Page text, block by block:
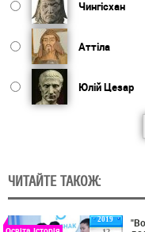
Чингісхан
Аттіла
Юлій Цезар
ЧИТАЙТЕ ТАКОЖ:
2019